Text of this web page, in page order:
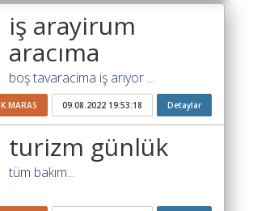
iş arayirum
aracıma
boş tavaracima iş arıyor ...
K.MARAS 09.08.2022 19:53:18 Detaylar
turizm günlük
tüm bakım...